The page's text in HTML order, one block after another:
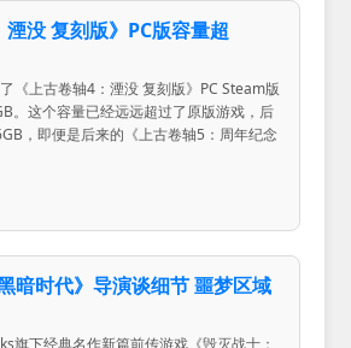
湮没 复刻版》PC版容量超
《上古卷轴4：湮没 复刻版》PC Steam版
。这个容量已经远远超过了原版游戏，后
，即便是后来的《上古卷轴5：周年纪念
暗时代》导演谈细节 噩梦区域
旗下经典名作新篇前传游戏《毁灭战士：